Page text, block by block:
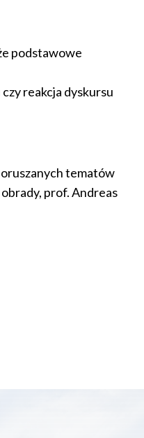
podstawowe
reakcja dyskursu
tematów
prof. Andreas